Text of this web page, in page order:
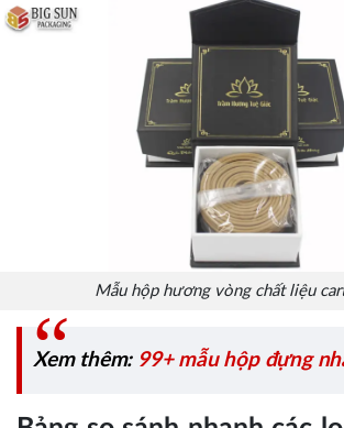
Mẫu hộp hương vòng chất liệu
Xem thêm: 99+ mẫu hộp đựng